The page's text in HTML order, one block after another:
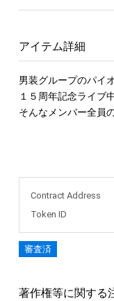
アイテム詳細
男装グループのパイ
１５周年記念ライブ
そんなメンバー全員
Contract Address
Token ID
審査済
著作権等に関する